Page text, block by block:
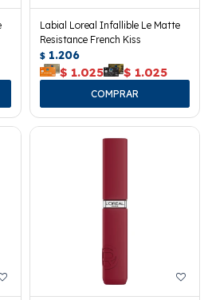
Labial Loreal Infallible Le Matte
Resistance French Kiss
$ 1.206
$ 1.025 $ 1.025